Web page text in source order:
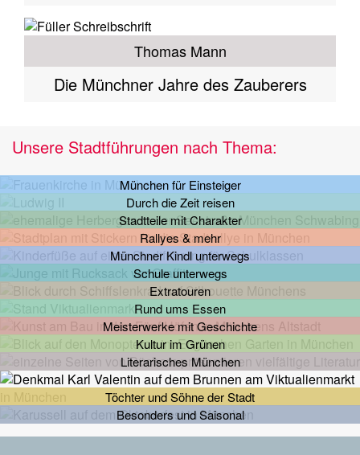
Thomas Mann
Die Münchner Jahre des Zauberers
Unsere Stadtführungen nach Thema:
München für Einsteiger
Durch die Zeit reisen
Stadtteile mit Charakter
Rallyes & mehr
Münchner Kindl unterwegs
Schule unterwegs
Extratouren
Rund ums Essen
Meisterwerke mit Geschichte
Kultur im Grünen
Literarisches München
Töchter und Söhne der Stadt
Besonders und Saisonal